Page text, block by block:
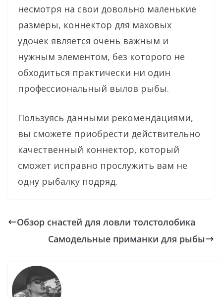
несмотря на свои довольно маленькие
размеры, коннектор для маховых
удочек является очень важным и
нужным элементом, без которого не
обходиться практически ни один
профессиональный вылов рыбы.
Пользуясь данными рекомендациями,
вы сможете приобрести действительно
качественный коннектор, который
сможет исправно прослужить вам не
одну рыбалку подряд.
Обзор снастей для ловли толстолобика
Самодельные приманки для рыбы